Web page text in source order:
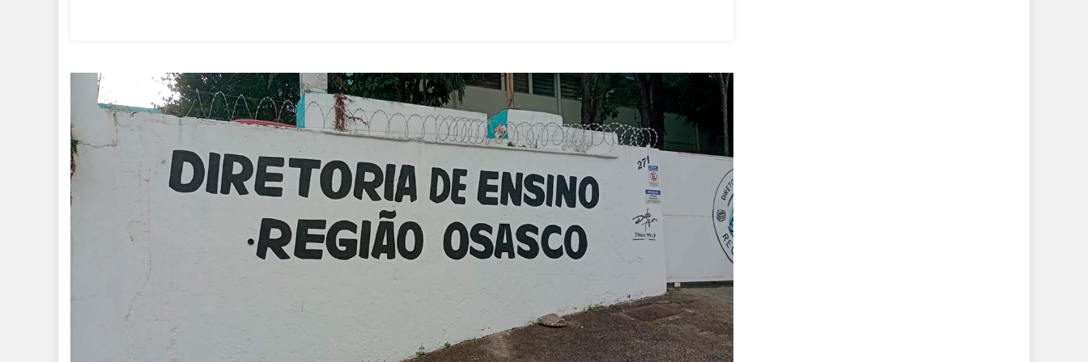
Prefeitura
Em
Alusão
Ao
Da
Árvore